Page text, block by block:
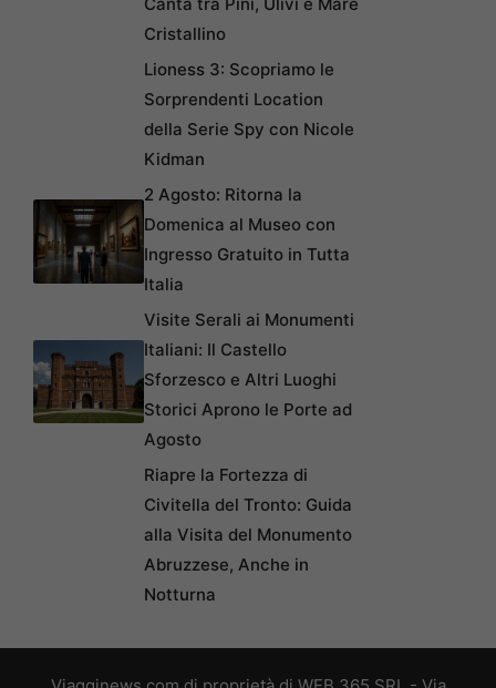
Cristallino
Lioness 3: Scopriamo le
Sorprendenti Location
della Serie Spy con Nicole
Kidman
2 Agosto: Ritorna la
Domenica al Museo con
Ingresso Gratuito in Tutta
Italia
Visite Serali ai Monumenti
Italiani: Il Castello
Sforzesco e Altri Luoghi
Storici Aprono le Porte ad
Agosto
Riapre la Fortezza di
Civitella del Tronto: Guida
alla Visita del Monumento
Abruzzese, Anche in
Notturna